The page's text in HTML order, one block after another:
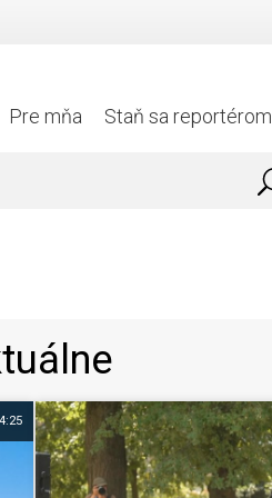
Pre mňa Staň sa reportérom